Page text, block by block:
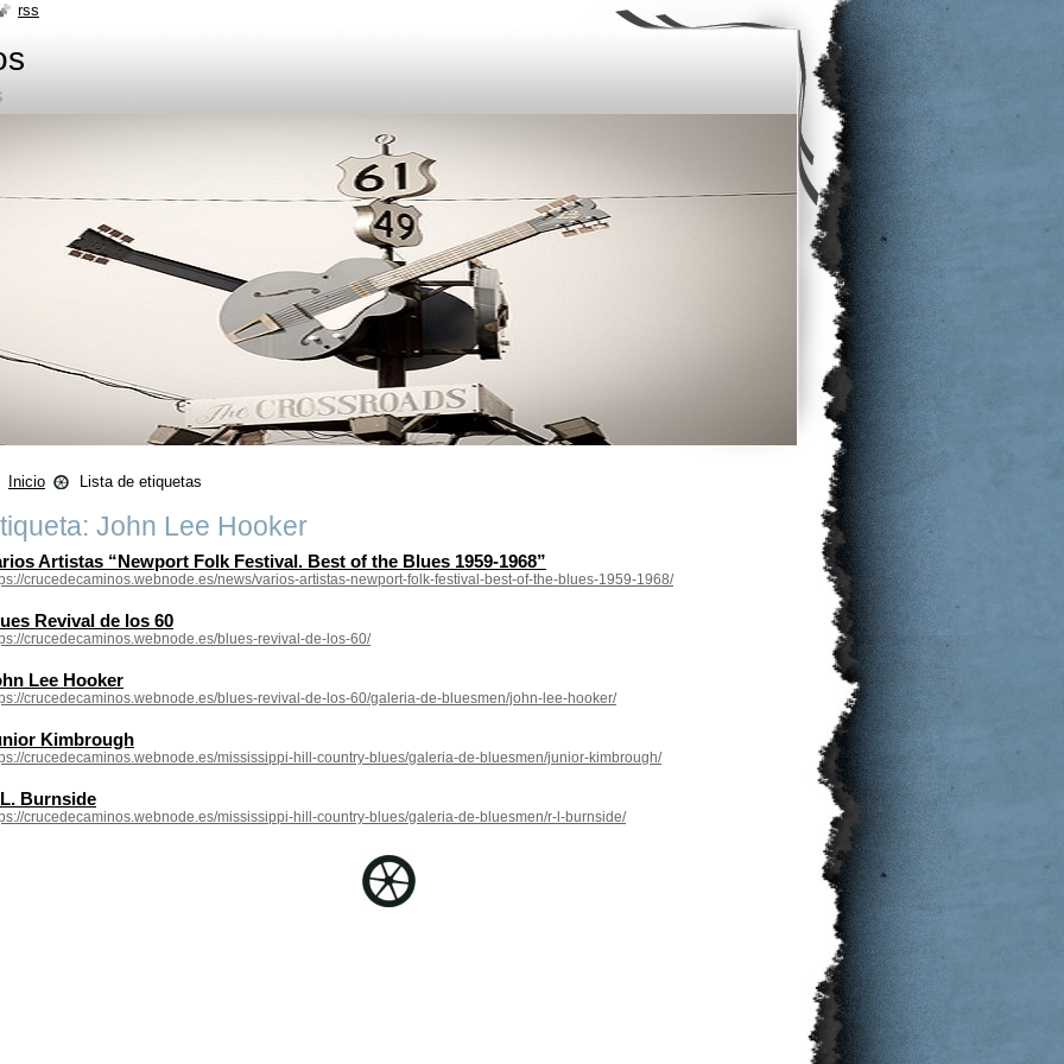
Inicio Lista de etiquetas
John Lee Hooker
Artistas “Newport Folk Festival. Best of the Blues 1959-1968”
crucedecaminos.webnode.es/news/varios-artistas-newport-folk-festival-best-of-the-blues-1959-1968/
Revival de los 60
crucedecaminos.webnode.es/blues-revival-de-los-60/
Lee Hooker
crucedecaminos.webnode.es/blues-revival-de-los-60/galeria-de-bluesmen/john-lee-hooker/
Kimbrough
crucedecaminos.webnode.es/mississippi-hill-country-blues/galeria-de-bluesmen/junior-kimbrough/
Burnside
crucedecaminos.webnode.es/mississippi-hill-country-blues/galeria-de-bluesmen/r-l-burnside/
rss